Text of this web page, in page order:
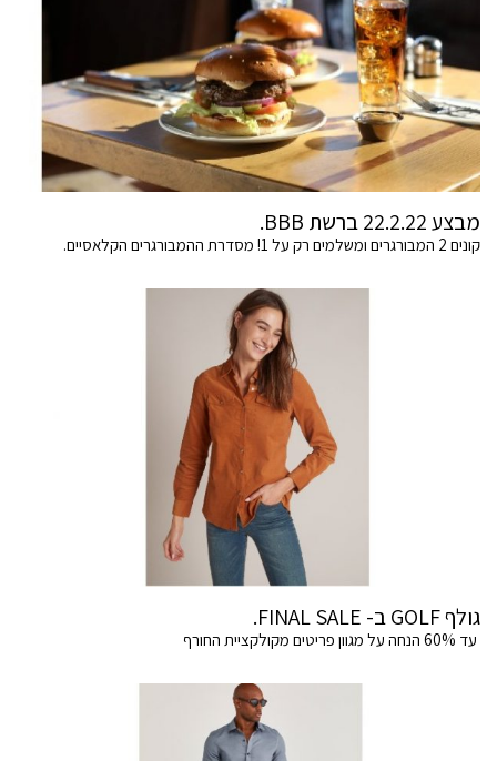
מבצע 22.2.22 ברשת BBB.
קונים 2 המבורגרים ומשלמים רק על 1! מסדרת ההמבורגרים הקלאסיים.
גולף GOLF ב- FINAL SALE.
עד 60% הנחה על מגוון פריטים מקולקציית החורף